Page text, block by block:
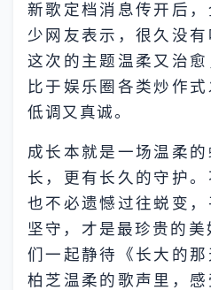
新歌定档消息传开后
少网友表示，很久没有
这次的主题温柔又治
比于娱乐圈各类炒作
低调又真诚。
成长本就是一场温柔
长，更有长久的守护。
也不必遗憾过往蜕变
坚守，才是最珍贵的
们一起静待《长大的
柏芝温柔的歌声里，